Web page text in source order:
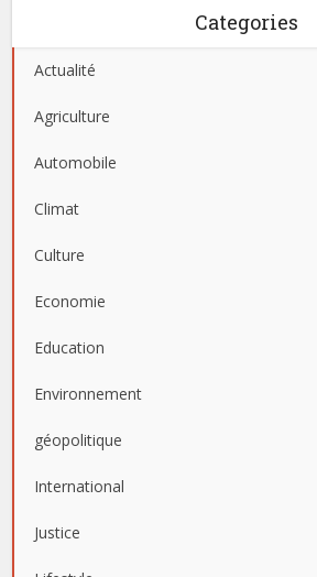
Categories
Actualité
Agriculture
Automobile
Climat
Culture
Economie
Education
Environnement
géopolitique
International
Justice